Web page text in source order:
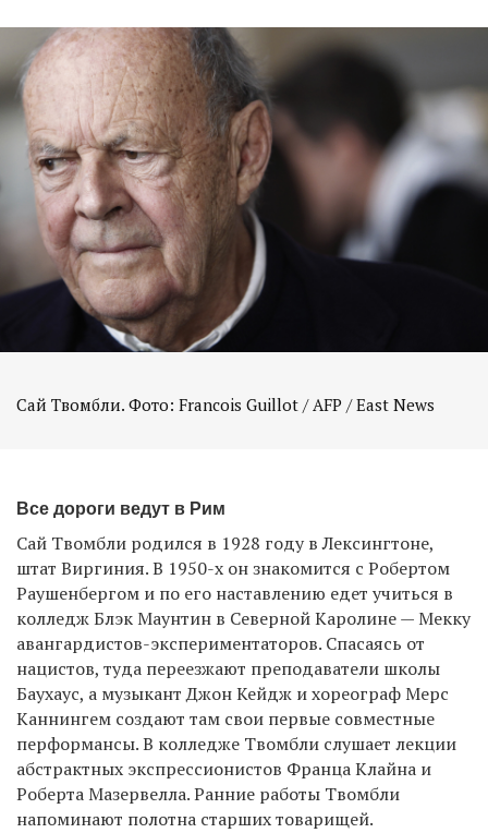
Сай Твомбли. Фото: Francois Guillot / AFP / East News
Все дороги ведут в Рим
Сай Твомбли родился в 1928 году в Лексингтоне,
штат Виргиния. В 1950-х он знакомится с Робертом
Раушенбергом и по его наставлению едет учиться в
колледж Блэк Маунтин в Северной Каролине — Мекку
авангардистов-экспериментаторов. Спасаясь от
нацистов, туда переезжают преподаватели школы
Баухаус, а музыкант Джон Кейдж и хореограф Мерс
Каннингем создают там свои первые совместные
перформансы. В колледже Твомбли слушает лекции
абстрактных экспрессионистов Франца Клайна и
Роберта Мазервелла. Ранние работы Твомбли
напоминают полотна старших товарищей.